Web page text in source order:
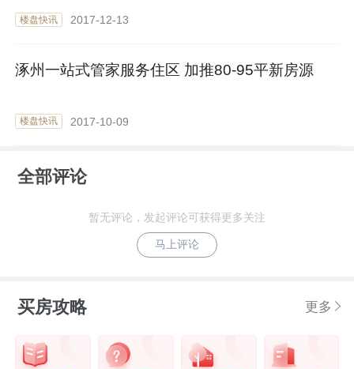
楼盘快讯 2017-12-13
涿州一站式管家服务住区 加推80-95平新房源
楼盘快讯 2017-10-09
全部评论
暂无评论，发起评论可获得更多关注
马上评论
买房攻略 更多